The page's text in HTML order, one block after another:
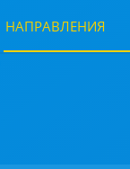
НАПРАВЛЕНИЯ